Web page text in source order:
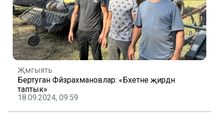
Җәмгыять
Бертуган Фәйзрахмановлар: «Бәхетне җирдән
таптык»
18.09.2024, 09:59